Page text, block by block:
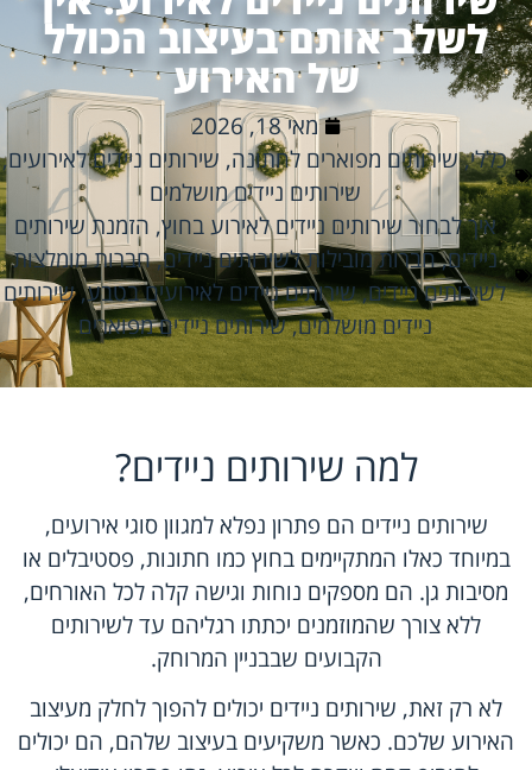
לשלב אותם בעיצוב הכולל
של האירוע
מאי 18, 2026
כללי,שירותים מפוארים לחתונה, שירותים ניידים לאירועים,
שירותים ניידים מושלמים
איך לבחור שירותים ניידים לאירוע בחוץ, הזמנת שירותים
ניידים,חברות מובילות לשירותים ניידים,חברות מומלצות
לשירותים ניידים,שירותים ניידים לאירועים בטבע,שירותים
ניידים מושלמים,שירותים ניידים מפוארים
למה שירותים ניידים?
שירותים ניידים הם פתרון נפלא למגוון סוגי אירועים,
במיוחד כאלו המתקיימים בחוץ כמו חתונות, פסטיבלים או
מסיבות גן. הם מספקים נוחות וגישה קלה לכל האורחים,
ללא צורך שהמוזמנים יכתתו רגליהם עד לשירותים
הקבועים שבבניין המרוחק.
לא רק זאת, שירותים ניידים יכולים להפוך לחלק מעיצוב
האירוע שלכם. כאשר משקיעים בעיצוב שלהם, הם יכולים